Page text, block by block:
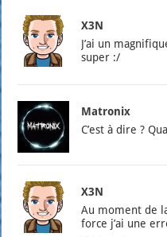
X3N
J’ai un
super :/
Matronix
C’est à dire ?
X3N
Au moment de
force j’ai une